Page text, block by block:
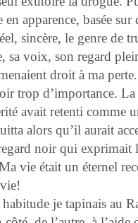
apparence, basée
sincère, le genre de
sa voix, son regard
droit à ma
trop d’importance.
avait retenti comme
alors qu’il aurait
noir qui
vie était un éternel
je tapinais au